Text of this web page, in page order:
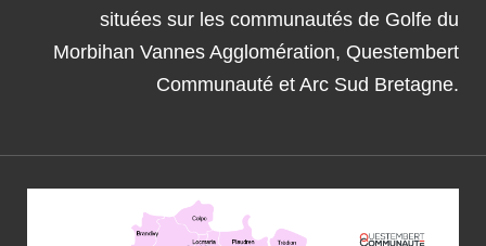
situées sur les communautés de Golfe du
Morbihan Vannes Agglomération, Questembert
Communauté et Arc Sud Bretagne.